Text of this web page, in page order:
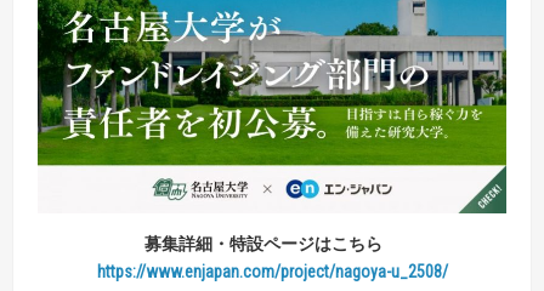
募集詳細・特設ページはこちら
https://www.enjapan.com/project/nagoya-u_2508/